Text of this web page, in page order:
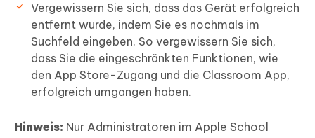
Vergewissern Sie sich, dass das Gerät erfolgreich
entfernt wurde, indem Sie es nochmals im
Suchfeld eingeben. So vergewissern Sie sich,
dass Sie die eingeschränkten Funktionen, wie
den App Store-Zugang und die Classroom App,
erfolgreich umgangen haben.
Hinweis: Nur Administratoren im Apple School